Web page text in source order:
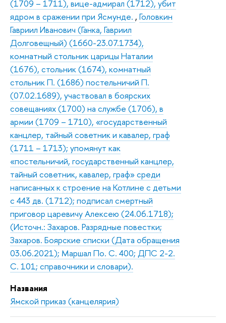
(1709 – 1711), вице-адмирал (1712), убит
ядром в сражении при Ясмунде. , Головкин
Гавриил Иванович (Ганка, Гавриил
Долговещный) (1660-23.07.1734),
комнатный стольник царицы Наталии
(1676), стольник (1674), комнатный
стольник П. (1686) постельничий П.
(07.02.1689), участвовал в боярских
совещаниях (1700) на службе (1706), в
армии (1709 – 1710), «государственный
канцлер, тайный советник и кавалер, граф
(1711 – 1713); упомянут как
«постельничий, государственный канцлер,
тайный советник, кавалер, граф» среди
написанных к строение на Котлине с детьми
с 443 дв. (1712); подписал смертный
приговор царевичу Алексею (24.06.1718);
(Источн.: Захаров. Разрядные повестки;
Захаров. Боярские списки (Дата обращения
03.06.2021); Маршал По. С. 400; ДПС 2-2.
С. 101; справочники и словари).
Названия
Ямской приказ (канцелярия)